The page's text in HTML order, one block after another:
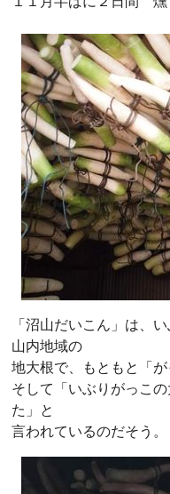
「沼山だいこん」は、
山内地域の
地大根で、もともと「が
そして「いぶりがっこ
た」と
言われているのだそう。